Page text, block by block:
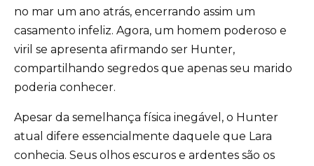
no mar um ano atrás, encerrando assim um
casamento infeliz. Agora, um homem poderoso e
viril se apresenta afirmando ser Hunter,
compartilhando segredos que apenas seu marido
poderia conhecer.
Apesar da semelhança física inegável, o Hunter
atual difere essencialmente daquele que Lara
conhecia. Seus olhos escuros e ardentes são os